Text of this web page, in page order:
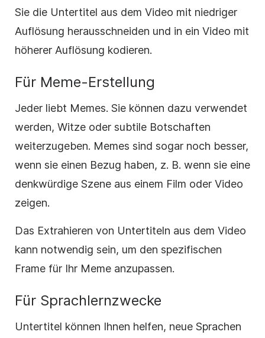
Sie die Untertitel aus dem Video mit niedriger
Auflösung herausschneiden und in ein Video mit
höherer Auflösung kodieren.
Für Meme-Erstellung
Jeder liebt Memes. Sie können dazu verwendet
werden, Witze oder subtile Botschaften
weiterzugeben. Memes sind sogar noch besser,
wenn sie einen Bezug haben, z. B. wenn sie eine
denkwürdige Szene aus einem Film oder Video
zeigen.
Das Extrahieren von Untertiteln aus dem Video
kann notwendig sein, um den spezifischen
Frame für Ihr Meme anzupassen.
Für Sprachlernzwecke
Untertitel können Ihnen helfen, neue Sprachen